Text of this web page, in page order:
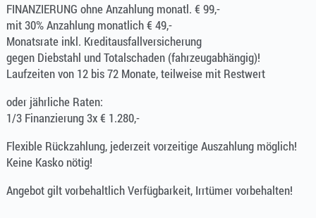
FINANZIERUNG ohne Anzahlung monatl. € 99,-
mit 30% Anzahlung monatlich € 49,-
Monatsrate inkl. Kreditausfallversicherung
gegen Diebstahl und Totalschaden (fahrzeugabhängig)!
Laufzeiten von 12 bis 72 Monate, teilweise mit Restwert
oder jährliche Raten:
1/3 Finanzierung 3x € 1.280,-
Flexible Rückzahlung, jederzeit vorzeitige Auszahlung möglich!
Keine Kasko nötig!
Angebot gilt vorbehaltlich Verfügbarkeit, Irrtümer vorbehalten!